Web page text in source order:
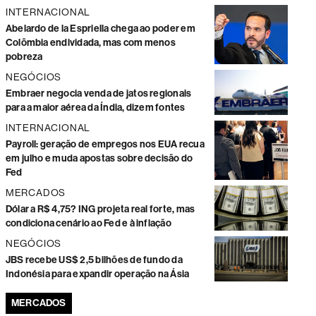
INTERNACIONAL
Abelardo de la Espriella chega ao poder em
Colômbia endividada, mas com menos
pobreza
NEGÓCIOS
Embraer negocia venda de jatos regionais
para a maior aérea da Índia, dizem fontes
INTERNACIONAL
Payroll: geração de empregos nos EUA recua
em julho e muda apostas sobre decisão do
Fed
MERCADOS
Dólar a R$ 4,75? ING projeta real forte, mas
condiciona cenário ao Fed e à inflação
NEGÓCIOS
JBS recebe US$ 2,5 bilhões de fundo da
Indonésia para expandir operação na Ásia
MERCADOS